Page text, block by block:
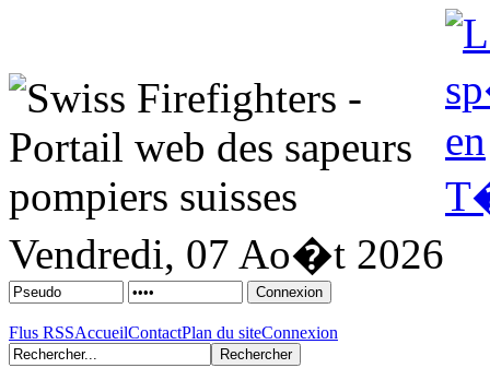
Vendredi, 07 Ao�t 2026
Flus RSSAccueilContactPlan du siteConnexion